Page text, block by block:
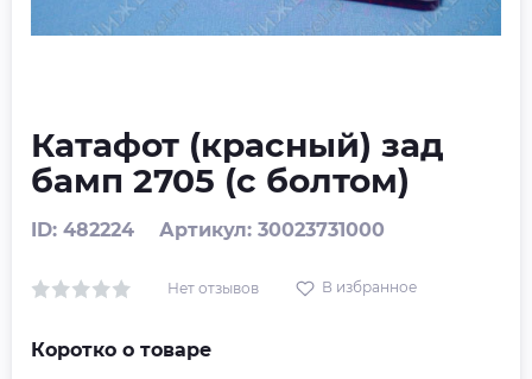
Катафот (красный) зад
бамп 2705 (с болтом)
ID: 482224 Артикул: 30023731000
Нет отзывов В избранное
Коротко о товаре